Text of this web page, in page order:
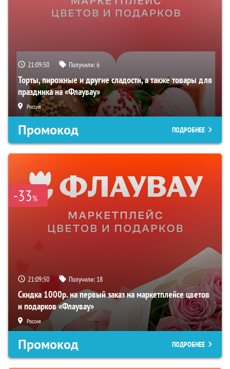
21:09:49 Получили:6
Торты, пирожные и другие сладости, а также товары для
праздника на «Флаувау»
Россия
Промокод ПОДРОБНЕЕ
-33%
21:09:49 Получили: 18
Скидка 1000р. на первый заказ на маркетплейсе цветов
и подарков «Флаувау»
Россия
Промокод ПОДРОБНЕЕ